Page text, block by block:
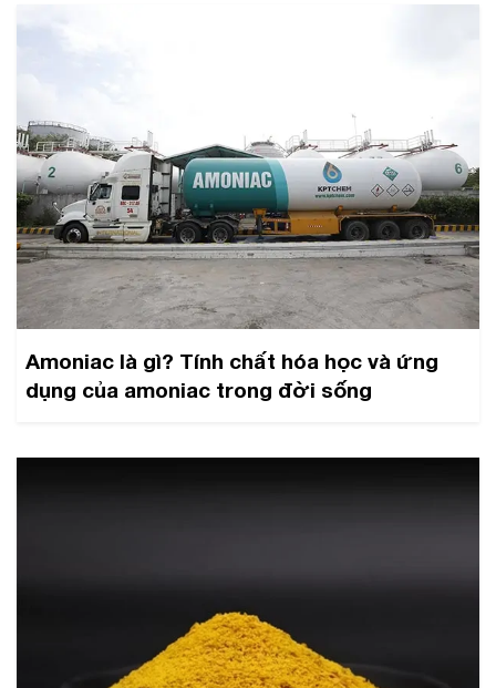
Amoniac là gì? Tính chất hóa học và ứng
dụng của amoniac trong đời sống